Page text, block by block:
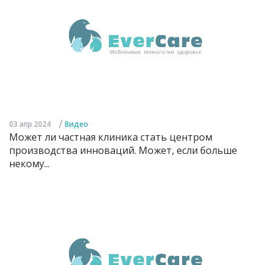
03 апр 2024 / Видео
Может ли частная клиника стать центром
производства инноваций. Может, если больше
некому...